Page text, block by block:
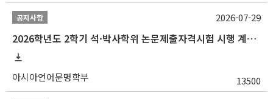
공지사항
2026학년도 2학기 석·박사학위 논문제출자격시험 시행 계획 공고
아시아언어문명학부 13500
2026-07-29